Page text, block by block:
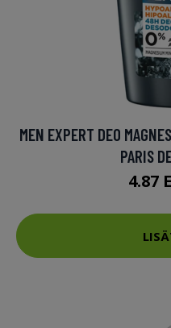
MEN EXPERT DEO
PARIS
4.87